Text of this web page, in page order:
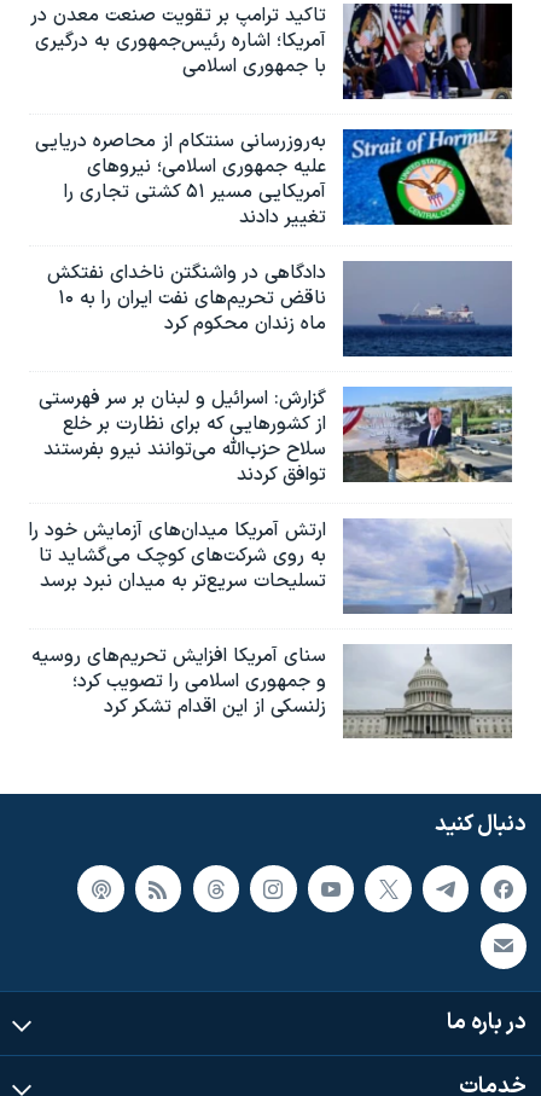
تاکید ترامپ بر تقویت صنعت معدن در
آمریکا؛ اشاره رئیس‌جمهوری به درگیری
با جمهوری اسلامی
به‌روزرسانی سنتکام از محاصره دریایی
علیه جمهوری اسلامی؛ نیروهای
آمریکایی مسیر ۵۱ کشتی تجاری را
تغییر دادند
دادگاهی در واشنگتن ناخدای نفتکش
ناقض تحریم‌های نفت ایران را به ۱۰
ماه زندان محکوم کرد
گزارش‌: اسرائيل و لبنان بر سر فهرستی
از کشورهایی که برای نظارت بر خلع
سلاح حزب‌الله می‌توانند نیرو بفرستند
توافق کردند
ارتش آمریکا میدان‌های آزمایش خود را
به روی شرکت‌های کوچک می‌گشاید تا
تسلیحات سریع‌تر به میدان نبرد برسد
سنای آمریکا افزایش تحریم‌های روسیه
و جمهوری اسلامی را تصویب کرد؛
زلنسکی از این اقدام تشکر کرد
دنبال کنید
در باره ما
خدمات